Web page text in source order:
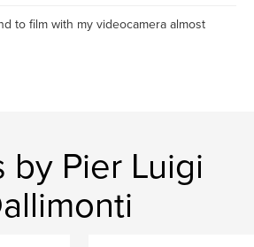
to film with my videocamera almost
by Pier Luigi